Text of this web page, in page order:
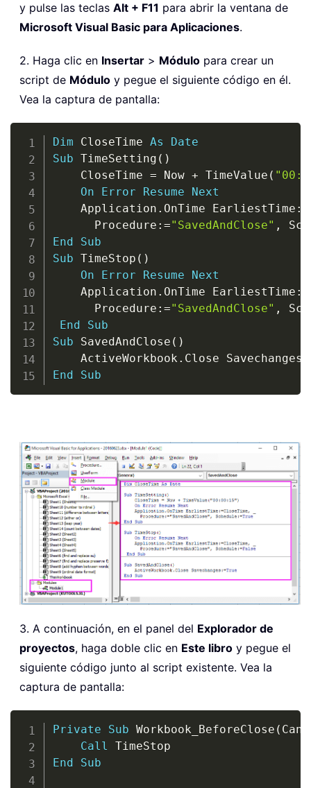
y pulse las teclas Alt + F11 para abrir la ventana de
Microsoft Visual Basic para Aplicaciones.
2. Haga clic en Insertar > Módulo para crear un
script de Módulo y pegue el siguiente código en él.
Vea la captura de pantalla:
Dim CloseTime As
Date
Sub TimeSetting ( )
    CloseTime
= Now + TimeValue (
On
Error Resume
Next
    Application
. OnTime EarliestTime :
      Procedure
: ="SavedAndClose" ,
End
Sub
Sub TimeStop ( )
On
Error Resume
Next
    Application
. OnTime EarliestTime :
      Procedure
: ="SavedAndClose" ,
End
Sub
Sub SavedAndClose ( )
    ActiveWorkbook
. Close Savechanges
End
Sub
3. A continuación, en el panel del Explorador de
proyectos, haga doble clic en Este libro y pegue el
siguiente código junto al script existente. Vea la
captura de pantalla:
Private Sub Workbook_BeforeClose (
Call
End
Sub
Copy